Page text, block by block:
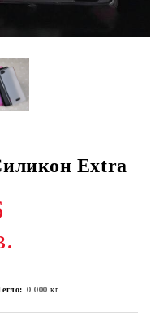
Extra
0.000 кг